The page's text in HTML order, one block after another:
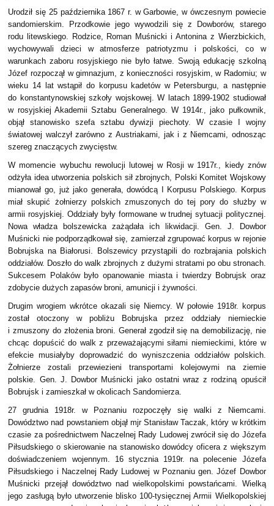
Urodził się 25 października 1867 r. w Garbowie, w ówczesnym powiecie
sandomierskim. Przodkowie jego wywodzili się z Dowborów, starego
rodu litewskiego. Rodzice, Roman Muśnicki i Antonina z Wierzbickich,
wychowywali dzieci w atmosferze patriotyzmu i polskości, co w
warunkach zaboru rosyjskiego nie było łatwe. Swoją edukację szkolną
Józef rozpoczął w gimnazjum, z konieczności rosyjskim, w Radomiu; w
wieku 14 lat wstąpił do korpusu kadetów w Petersburgu, a następnie
do konstantynowskiej szkoły wojskowej. W latach 1899-1902 studiował
w rosyjskiej Akademii Sztabu Generalnego. W 1914r., jako pułkownik,
objął stanowisko szefa sztabu dywizji piechoty. W czasie I wojny
światowej walczył zarówno z Austriakami, jak i z Niemcami, odnosząc
szereg znaczących zwycięstw.
W momencie wybuchu rewolucji lutowej w Rosji w 1917r., kiedy znów
odżyła idea utworzenia polskich sił zbrojnych, Polski Komitet Wojskowy
mianował go, już jako generała, dowódcą I Korpusu Polskiego. Korpus
miał skupić żołnierzy polskich zmuszonych do tej pory do służby w
armii rosyjskiej. Oddziały były formowane w trudnej sytuacji politycznej.
Nowa władza bolszewicka zażądała ich likwidacji. Gen. J. Dowbor
Muśnicki nie podporządkował się, zamierzał zgrupować korpus w rejonie
Bobrujska na Białorusi. Bolszewicy przystąpili do rozbrajania polskich
oddziałów. Doszło do walk zbrojnych z dużymi stratami po obu stronach.
Sukcesem Polaków było opanowanie miasta i twierdzy Bobrujsk oraz
zdobycie dużych zapasów broni, amunicji i żywności.
Drugim wrogiem wkrótce okazali się Niemcy. W połowie 1918r. korpus
został otoczony w pobliżu Bobrujska przez oddziały niemieckie
i zmuszony do złożenia broni. Generał zgodził się na demobilizację, nie
chcąc dopuścić do walk z przeważającymi siłami niemieckimi, które w
efekcie musiałyby doprowadzić do wyniszczenia oddziałów polskich.
Żołnierze zostali przewiezieni transportami kolejowymi na ziemie
polskie. Gen. J. Dowbor Muśnicki jako ostatni wraz z rodziną opuścił
Bobrujsk i zamieszkał w okolicach Sandomierza.
27 grudnia 1918r. w Poznaniu rozpoczęły się walki z Niemcami.
Dowództwo nad powstaniem objął mjr Stanisław Taczak, który w krótkim
czasie za pośrednictwem Naczelnej Rady Ludowej zwrócił się do Józefa
Piłsudskiego o skierowanie na stanowisko dowódcy oficera z większym
doświadczeniem wojennym. 16 stycznia 1919r. na polecenie Józefa
Piłsudskiego i Naczelnej Rady Ludowej w Poznaniu gen. Józef Dowbor
Muśnicki przejął dowództwo nad wielkopolskimi powstańcami. Wielką
jego zasługą było utworzenie blisko 100-tysięcznej Armii Wielkopolskiej